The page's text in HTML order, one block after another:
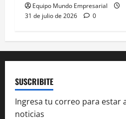
Equipo Mundo Empresarial
31 de julio de 2026
0
SUSCRIBITE
Ingresa tu correo para estar
noticias